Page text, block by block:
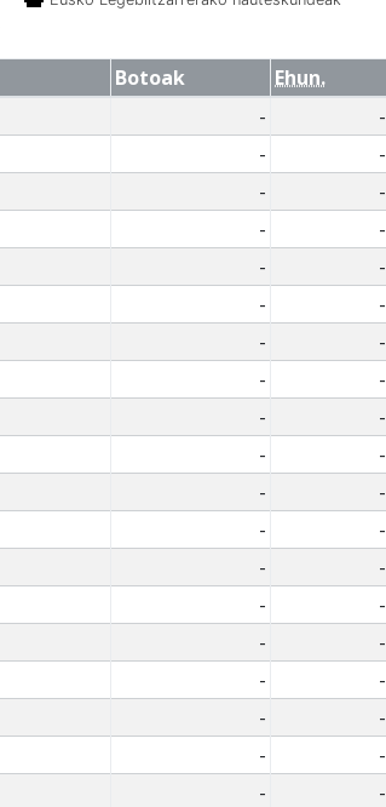
Botoak Ehun.
- -
- -
- -
- -
- -
- -
- -
- -
- -
- -
- -
- -
- -
- -
- -
- -
- -
- -
- -